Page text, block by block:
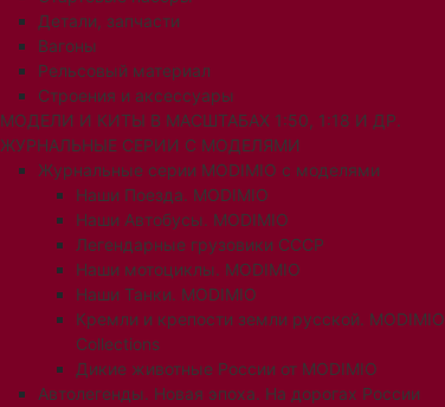
Детали, запчасти
Вагоны
Рельсовый материал
Строения и аксессуары
МОДЕЛИ И КИТЫ В МАСШТАБАХ 1:50, 1:18 И ДР.
ЖУРНАЛЬНЫЕ СЕРИИ С МОДЕЛЯМИ
Журнальные серии MODIMIO с моделями
Наши Поезда. MODIMIO
Наши Автобусы. MODIMIO
Легендарные грузовики СССР
Наши мотоциклы. MODIMIO
Наши Танки. MODIMIO
Кремли и крепости земли русской. MODIMIO
Collections
Дикие животные России от MODIMIO
Автолегенды. Новая эпоха. На дорогах России